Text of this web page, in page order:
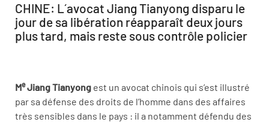
CHINE: L´avocat Jiang Tianyong disparu le
jour de sa libération réapparaît deux jours
plus tard, mais reste sous contrôle policier
MeJiang Tianyong est un avocat chinois qui s’est illustré
par sa défense des droits de l’homme dans des affaires
très sensibles dans le pays : il a notamment défendu des